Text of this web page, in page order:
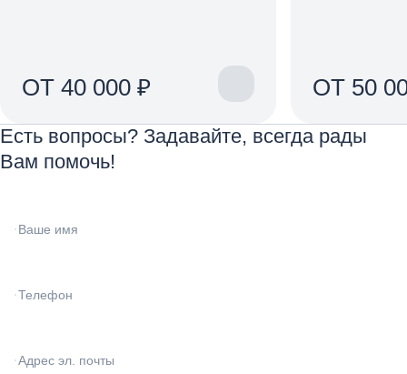
ОТ 40 000 ₽ ОТ 50
Есть вопросы? Задавайте, всегда рады
Вам помочь!